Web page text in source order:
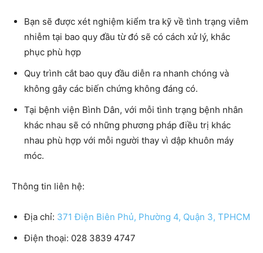
Bạn sẽ được xét nghiệm kiểm tra kỹ về tình trạng viêm
nhiễm tại bao quy đầu từ đó sẽ có cách xử lý, khắc
phục phù hợp
Quy trình cắt bao quy đầu diễn ra nhanh chóng và
không gây các biến chứng không đáng có.
Tại bệnh viện Bình Dân, với mỗi tình trạng bệnh nhân
khác nhau sẽ có những phương pháp điều trị khác
nhau phù hợp với mỗi người thay vì dập khuôn máy
móc.
Thông tin liên hệ:
Địa chỉ: 371 Điện Biên Phủ, Phường 4, Quận 3, TPHCM
Điện thoại: 028 3839 4747